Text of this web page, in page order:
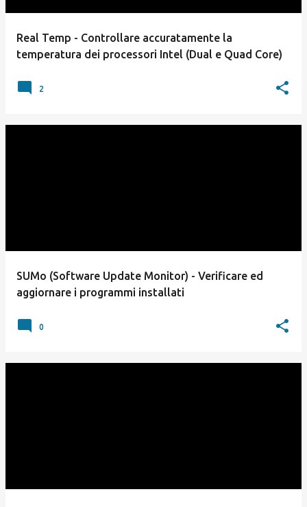
Real Temp - Controllare accuratamente la
temperatura dei processori Intel (Dual e Quad Core)
2
SUMo (Software Update Monitor) - Verificare ed
aggiornare i programmi installati
0